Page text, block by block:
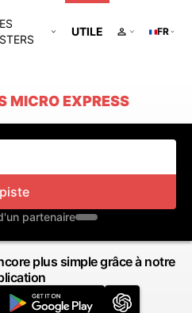
UTILE FR
MICRO EXPRESS
piste
partenaire
plus simple grâce à notre